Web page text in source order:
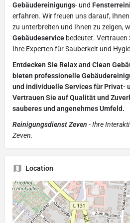
Gebäudereinigungs- und
erfahren. Wir freuen uns darauf,
zu unterbreiten und Ihnen zu zeigen,
Gebäudeservice bedeutet. Vertrauen
Ihre Experten für Sauberkeit und
Entdecken Sie Relax and Clean
bieten professionelle
und individuelle Services für Privat-
Vertrauen Sie auf Qualität und
sauberes und angenehmes Umfeld.
Reinigungsdienst Zeven - Ihre
Zeven.
Location